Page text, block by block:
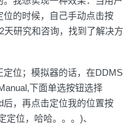
的时候，自己手动点击按
研究和咨询，找到了解决方
位；模拟器的话，在DDMS
下面单选按钮选择
，再点击定位我的位置按
定位，哈哈。。。)、